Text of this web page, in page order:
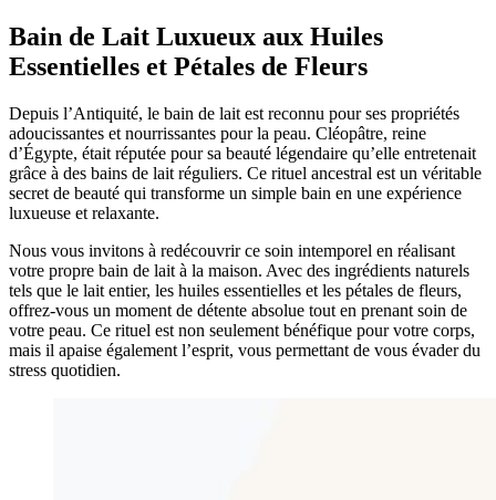
Bain de Lait Luxueux aux Huiles
Essentielles et Pétales de Fleurs
Depuis l’Antiquité, le bain de lait est reconnu pour ses propriétés
adoucissantes et nourrissantes pour la peau. Cléopâtre, reine
d’Égypte, était réputée pour sa beauté légendaire qu’elle entretenait
grâce à des bains de lait réguliers. Ce rituel ancestral est un véritable
secret de beauté qui transforme un simple bain en une expérience
luxueuse et relaxante.
Nous vous invitons à redécouvrir ce soin intemporel en réalisant
votre propre bain de lait à la maison. Avec des ingrédients naturels
tels que le lait entier, les huiles essentielles et les pétales de fleurs,
offrez-vous un moment de détente absolue tout en prenant soin de
votre peau. Ce rituel est non seulement bénéfique pour votre corps,
mais il apaise également l’esprit, vous permettant de vous évader du
stress quotidien.